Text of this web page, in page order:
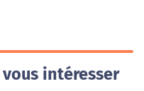
intéresser